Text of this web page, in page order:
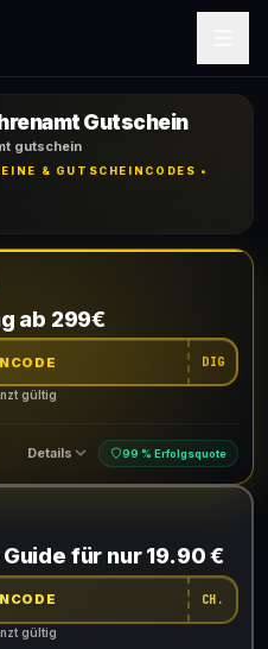
Gutschein
gutschein
& GUTSCHEINCODES •
ab 299€
DIG
gültig
Details 99 % Erfolgsquote
um den Rabatt zu erhalten
für nur 19.90 €
CH.
gültig